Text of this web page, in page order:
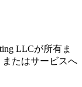
LLCが所有ま
たはサービスへ